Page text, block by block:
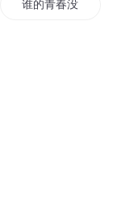
谁的青春没二过